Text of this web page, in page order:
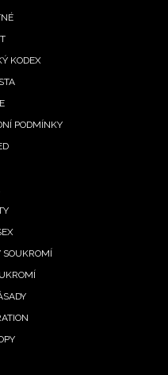
s
Extra s.r.o.
se
Extra s.r.o. bude s
k organizaci a
a exkluzivní
Pokud souhlasíte se
účelu podle
KODEX
PODMÍNKY
SOUKROMÍ